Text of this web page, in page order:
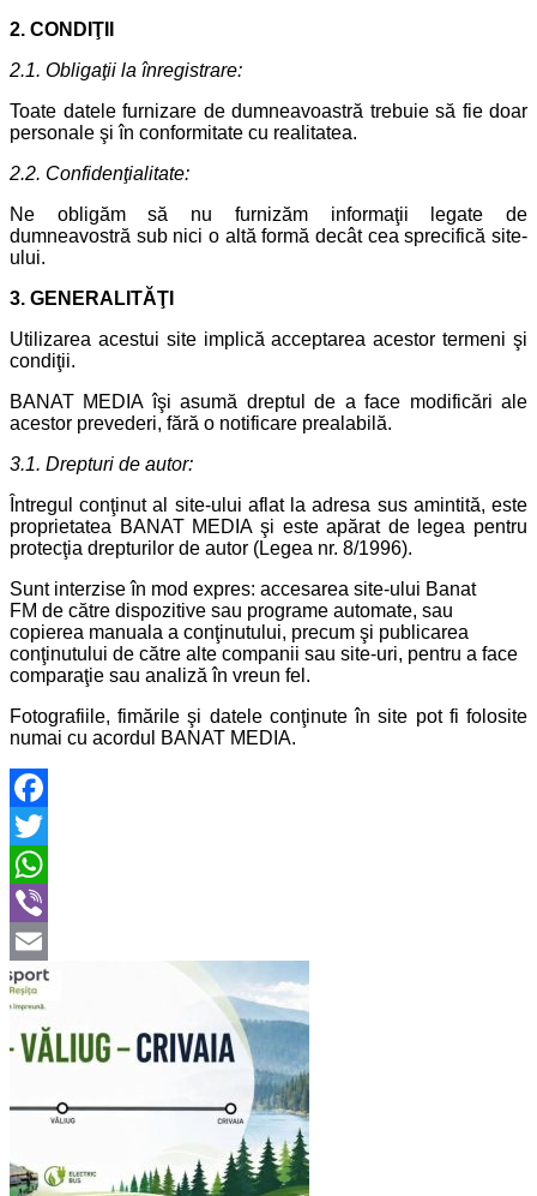
2. CONDIŢII
2.1. Obligaţii la înregistrare:
Toate datele furnizare de dumneavoastră trebuie să fie doar
personale şi în conformitate cu realitatea.
2.2. Confidenţialitate:
Ne obligăm să nu furnizăm informaţii legate de
dumneavostră sub nici o altă formă decât cea sprecifică site-
ului.
3. GENERALITĂŢI
Utilizarea acestui site implică acceptarea acestor termeni şi
condiţii.
BANAT MEDIA îşi asumă dreptul de a face modificări ale
acestor prevederi, fără o notificare prealabilă.
3.1. Drepturi de autor:
Întregul conţinut al site-ului aflat la adresa sus amintită, este
proprietatea BANAT MEDIA şi este apărat de legea pentru
protecţia drepturilor de autor (Legea nr. 8/1996).
Sunt interzise în mod expres: accesarea site-ului Banat
FM de către dispozitive sau programe automate, sau
copierea manuala a conţinutului, precum şi publicarea
conţinutului de către alte companii sau site-uri, pentru a face
comparaţie sau analiză în vreun fel.
Fotografiile, fimările şi datele conţinute în site pot fi folosite
numai cu acordul BANAT MEDIA.
Facebook
Twitter
WhatsApp
Viber
Email